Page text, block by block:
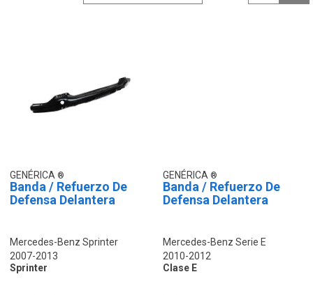
GENÉRICA
Banda / Refuerzo De
Defensa Delantera
Mercedes-Benz Sprinter
2007-2013
Sprinter
GENÉRICA
Banda / Refuerzo De
Defensa Delantera
Mercedes-Benz Serie E
2010-2012
Clase E